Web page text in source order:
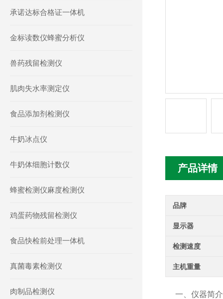
产品详情
品牌
显示器
检测速度
主机重量
一、仪器简介
承诺达标合格证一体机
金标读数仪蜂蜜分析仪
兽药残留检测仪
肌肉失水率测定仪
食品添加剂检测仪
牛奶冰点仪
牛奶体细胞计数仪
蜂蜜检测仪麻度检测仪
鸡蛋药物残留检测仪
食品快检前处理一体机
真菌毒素检测仪
肉制品检测仪